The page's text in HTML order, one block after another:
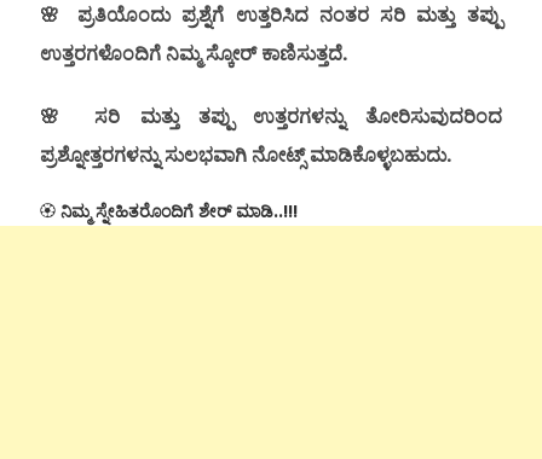
🌸 ಪ್ರತಿಯೊಂದುಪ್ರಶ್ನೆಗೆ ಉತ್ತರಿಸಿದ ನಂತರಸರಿ ಮತ್ತು ತಪ್ಪು
ಉತ್ತರಗಳೊಂದಿಗೆ ನಿಮ್ಮ ಸ್ಕೋರ್ ಕಾಣಿಸುತ್ತದೆ.
🌸ಸರಿ ಮತ್ತು ತಪ್ಪುಉತ್ತರಗಳನ್ನು ತೋರಿಸುವುದರಿಂದ
ಪ್ರಶ್ನೋತ್ತರಗಳನ್ನು ಸುಲಭವಾಗಿ ನೋಟ್ಸ್ ಮಾಡಿಕೊಳ್ಳಬಹುದು.
🏵ನಿಮ್ಮ ಸ್ನೇಹಿತರೊಂದಿಗೆ ಶೇರ್ ಮಾಡಿ..!!!